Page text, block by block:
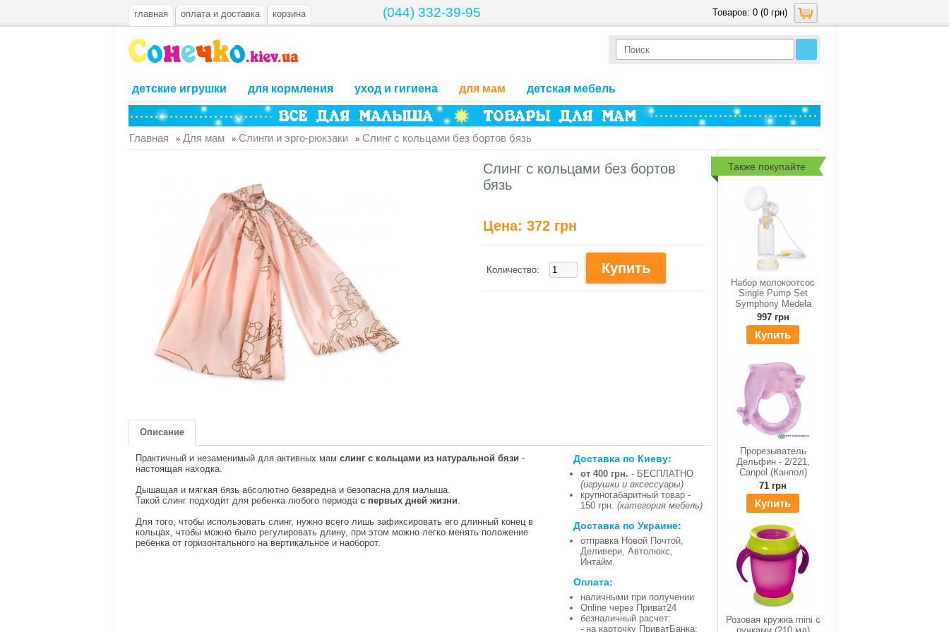
Товаров: 0 (0 грн)
(044) 332-39-95
главная оплата и доставка корзина
детские игрушки для кормления уход и гигиена для мам детская мебель
Главная » Для мам » Слинги и эрго-рюкзаки » Слинг с кольцами без бортов бязь
Также покупайте
Набор молокоотсос
Single Pump Set
Symphony Medela
997 грн
Купить
Прорезыватель
Дельфин - 2/221,
Canpol (Канпол)
71 грн
Купить
Розовая кружка mini с
Слинг с кольцами без бортов
бязь
Цена: 372 грн
Количество:
Описание
Доставка по Киеву:
от 400 грн. - БЕСПЛАТНО
(игрушки и аксессуары)
крупногабаритный товар -
150 грн. (категория мебель)
Доставка по Украине:
отправка Новой Почтой,
Деливери, Автолюкс,
Интайм.
Оплата:
наличными при получении
Online через Приват24
безналичный расчет:
- на карточку ПриватБанка;
Практичный и незаменимый для активных мам слинг с кольцами из натуральной бязи -
настоящая находка.
Дышащая и мягкая бязь абсолютно безвредна и безопасна для малыша.
Такой слинг подходит для ребенка любого периода с первых дней жизни.
Для того, чтобы использовать слинг, нужно всего лишь зафиксировать его длинный конец в
кольцах, чтобы можно было регулировать длину, при этом можно легко менять положение
ребенка от горизонтального на вертикальное и наоборот.